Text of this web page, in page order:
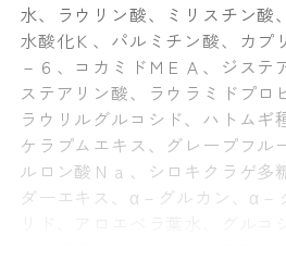
水、ラウリン酸、ミリスチン酸
水酸化Ｋ、パルミチン酸、カプ
－６、コカミドＭＥＡ、ジステ
ステアリン酸、ラウラミドプロ
ラウリルグルコシド、ハトムギ
ケラプムエキス、グレープフル
ルロン酸Ｎａ、シロキクラゲ多
ダーエキス、α－グルカン、α－